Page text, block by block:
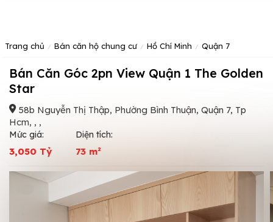
Trang chủ Bán căn hộ chung cư Hồ Chí Minh Quận 7
Bán Căn Góc 2pn View Quận 1 The Golden
Star
58b Nguyễn Thị Thập, Phường Bình Thuận, Quận 7, Tp
Hcm, , ,
Mức giá:
3,050 Tỷ
Diện tích:
73 m²